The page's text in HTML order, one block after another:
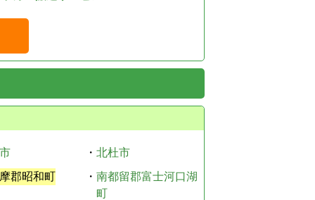
・ 北杜市
郡昭和町
・ 南都留郡富士河口湖
町